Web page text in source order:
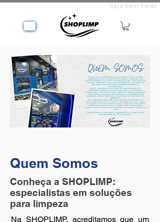
Seja bem Vindo
Quem Somos
Conheça a SHOPLIMP:
especialistas em soluções
para limpeza
Na SHOPLIMP, acreditamos que um